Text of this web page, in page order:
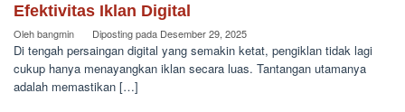
Efektivitas Iklan Digital
Olehbangmin Diposting pada Desember 29, 2025
Di tengah persaingan digital yang semakin ketat, pengiklan tidak lagi
cukup hanya menayangkan iklan secara luas. Tantangan utamanya
adalah memastikan […]